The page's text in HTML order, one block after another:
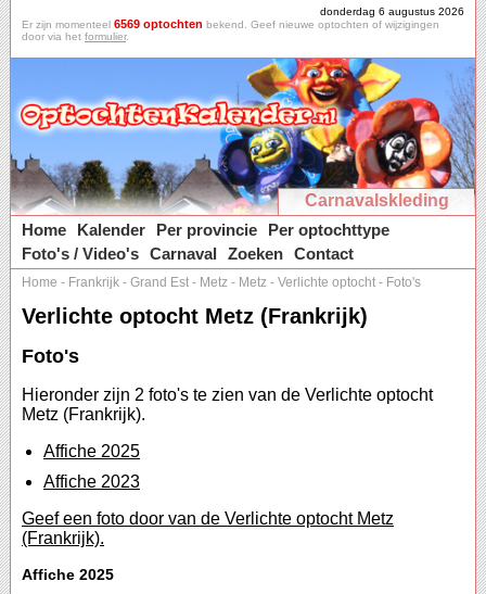
donderdag 6 augustus 2026
Er zijn momenteel 6569 optochten bekend. Geef nieuwe optochten of wijzigingen
door via het formulier.
Carnavalskleding
Home
Kalender Per provincie
Per optochttype
Foto's / Video's Carnaval Zoeken Contact
Home - Frankrijk - Grand Est - Metz - Metz - Verlichte optocht - Foto's
Verlichte optocht Metz (Frankrijk)
Foto's
Hieronder zijn 2 foto's te zien van de Verlichte optocht
Metz (Frankrijk).
Affiche 2025
Affiche 2023
Geef een foto door van de Verlichte optocht Metz
(Frankrijk).
Affiche 2025